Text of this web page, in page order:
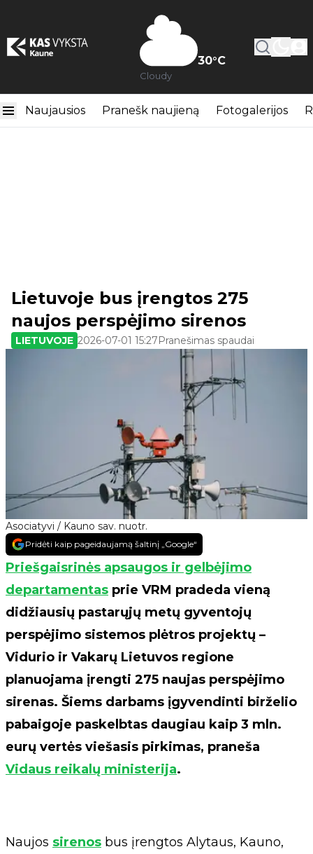
30°C
Cloudy
Naujausios Pranešk naujieną Fotogalerijos
Asociatyvi / Kauno sav. nuotr.
Lietuvoje bus įrengtos 275
naujos perspėjimo sirenos
LIETUVOJE 2026-07-01 15:27Pranešimas spaudai
Pridėti kaip pageidaujamą šaltinį „Google“
Priešgaisrinės apsaugos ir gelbėjimo
departamentas prie VRM pradeda vieną
didžiausių pastarųjų metų gyventojų
perspėjimo sistemos plėtros projektų –
Vidurio ir Vakarų Lietuvos regione
planuojama įrengti 275 naujas perspėjimo
sirenas. Šiems darbams įgyvendinti birželio
pabaigoje paskelbtas daugiau kaip 3 mln.
eurų vertės viešasis pirkimas, praneša
Vidaus reikalų ministerija.
Naujos sirenos bus įrengtos Alytaus, Kauno,